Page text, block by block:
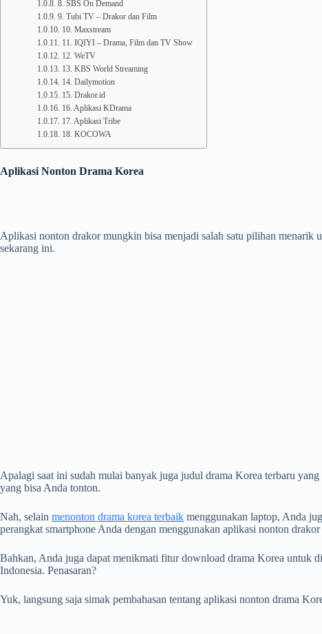
8. SBS On Demand
9. Tubi TV – Drakor dan Film
10. Maxstream
11. IQIYI – Drama, Film dan TV Show
12. WeTV
13. KBS World Streaming
14. Dailymotion
15. Drakor.id
16. Aplikasi KDrama
17. Aplikasi Tribe
18. KOCOWA
Aplikasi Nonton Drama Korea
Aplikasi nonton drakor mungkin bisa menjadi salah satu pilihan menarik
sekarang ini.
Apalagi saat ini sudah mulai banyak juga judul drama Korea terbaru
yang bisa Anda tonton.
Nah, selain menonton drama korea terbaik menggunakan laptop, Anda
perangkat smartphone Anda dengan menggunakan aplikasi nonton drakor
Bahkan, Anda juga dapat menikmati fitur download drama Korea untuk
Indonesia. Penasaran?
Yuk, langsung saja simak pembahasan tentang aplikasi nonton drama